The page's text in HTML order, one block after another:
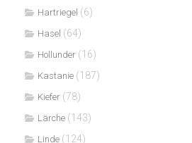
Hartriegel (6)
Hasel (64)
Hollunder (16)
Kastanie (187)
Kiefer (78)
Lärche (143)
Linde (124)